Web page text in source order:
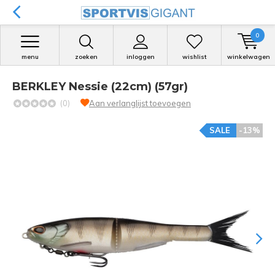
zoeken inloggen
menu wishlist winkelwagen
0
BERKLEY Nessie (22cm) (57gr)
(0) Aan verlanglijst toevoegen
-13%
SALE